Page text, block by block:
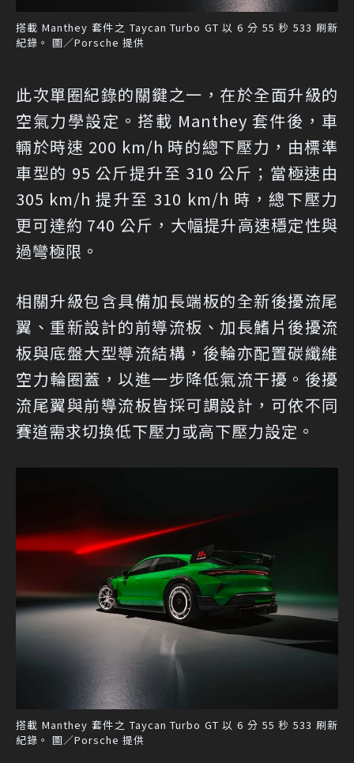
搭載 Manthey 套件之 Taycan Turbo GT 以 6 分 55 秒 533 刷新
紀錄。 圖／Porsche 提供
此次單圈紀錄的關鍵之一，在於全面升級的
空氣力學設定。搭載 Manthey 套件後，車
輛於時速 200 km/h 時的總下壓力，由標準
車型的 95 公斤提升至 310 公斤；當極速由
305 km/h 提升至 310 km/h 時，總下壓力
更可達約 740 公斤，大幅提升高速穩定性與
過彎極限。
相關升級包含具備加長端板的全新後擾流尾
翼、重新設計的前導流板、加長鰭片後擾流
板與底盤大型導流結構，後輪亦配置碳纖維
空力輪圈蓋，以進一步降低氣流干擾。後擾
流尾翼與前導流板皆採可調設計，可依不同
賽道需求切換低下壓力或高下壓力設定。
搭載 Manthey 套件之 Taycan Turbo GT 以 6 分 55 秒 533 刷新
紀錄。 圖／Porsche 提供